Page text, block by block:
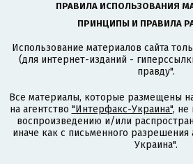
ПРАВИЛА ИСПОЛЬЗОВАНИЯ
ПРИНЦИПЫ И ПРАВИЛА
Использование материалов сайта
(для интернет-изданий -
правду".
Все материалы, которые размещены
на агентство "Интерфакс-Украина", не
воспроизведению и/или
иначе как с письменного разрешения
Украина".